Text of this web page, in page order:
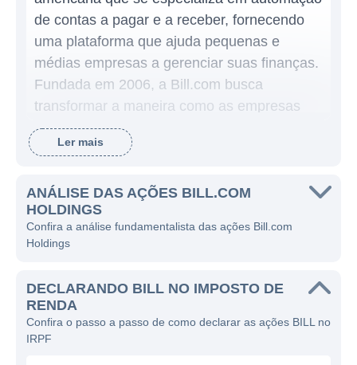
de contas a pagar e a receber, fornecendo
uma plataforma que ajuda pequenas e
médias empresas a gerenciar suas finanças.
Fundada em 2006, a Bill.com busca
transformar a maneira como as empresas
lidam com seus pagamentos e recebimentos,
oferecendo soluções que eliminam
proporcionando uma experiência mais fluida
e integrada.
A plataforma da Bill.com permite que as
pagamentos de forma digital, reduzindo a
necessidade de papel e aumentando a
eficiência. A companhia gera receitas
Ler mais
ANÁLISE DAS AÇÕES BILL.COM
HOLDINGS
Confira a análise fundamentalista das ações Bill.com
Holdings
DECLARANDO BILL NO IMPOSTO DE
RENDA
Confira o passo a passo de como declarar as ações BILL no
IRPF